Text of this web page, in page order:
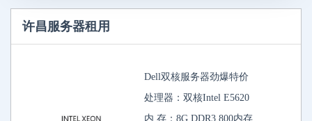
许昌服务器租用
Dell双核服务器劲爆特价
处理器：双核Intel E5620
内 存：8G DDR3 800内存